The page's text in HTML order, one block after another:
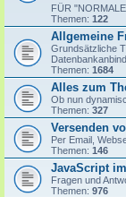
FÜR
Themen: 122
Allgemeine
Grundsätzliche
Themen: 1684
Alles zum
Ob nun
Themen: 327
Versenden
Per Email,
Themen: 146
JavaScript
Fragen und
Themen: 976